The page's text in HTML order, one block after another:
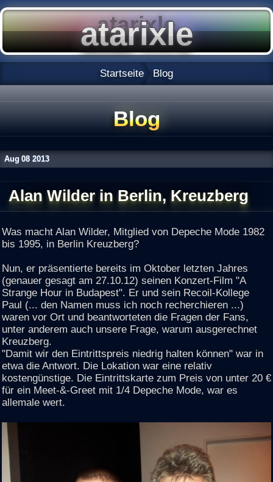
Startseite Blog
Blog
Aug 08 2013
Alan Wilder in Berlin, Kreuzberg
Was macht Alan Wilder, Mitglied von Depeche Mode 1982
bis 1995, in Berlin Kreuzberg?
Nun, er präsentierte bereits im Oktober letzten Jahres
(genauer gesagt am 27.10.12) seinen Konzert-Film "A
Strange Hour in Budapest". Er und sein Recoil-Kollege
Paul (... den Namen muss ich noch recherchieren ...)
waren vor Ort und beantworteten die Fragen der Fans,
unter anderem auch unsere Frage, warum ausgerechnet
Kreuzberg.
"Damit wir den Eintrittspreis niedrig halten können" war in
etwa die Antwort. Die Lokation war eine relativ
kostengünstige. Die Eintrittskarte zum Preis von unter 20 €
für ein Meet-&-Greet mit 1/4 Depeche Mode, war es
allemale wert.